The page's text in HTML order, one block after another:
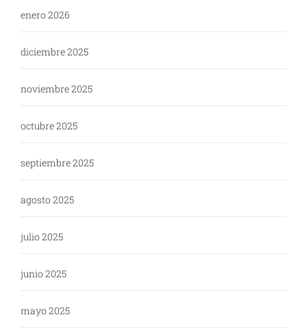
enero 2026
diciembre 2025
noviembre 2025
octubre 2025
septiembre 2025
agosto 2025
julio 2025
junio 2025
mayo 2025